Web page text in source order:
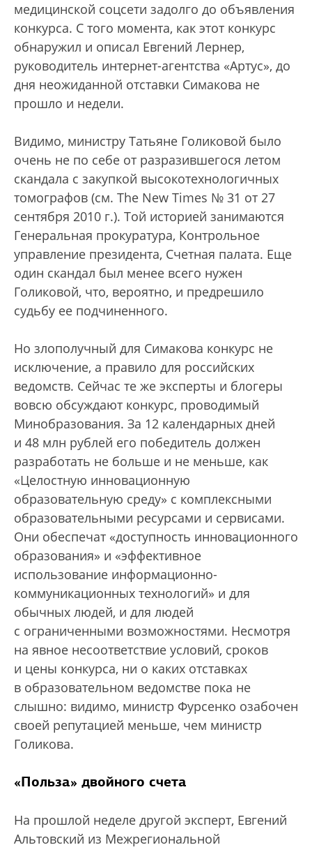
медицинской соцсети задолго до объявления
конкурса. С того момента, как этот конкурс
обнаружил и описал Евгений Лернер,
руководитель интернет-агентства «Артус», до
дня неожиданной отставки Симакова не
прошло и недели.
Видимо, министру Татьяне Голиковой было
очень не по себе от разразившегося летом
скандала с закупкой высокотехнологичных
томографов (см. The New Тimes № 31 от 27
сентября 2010 г.). Той историей занимаются
Генеральная прокуратура, Контрольное
управление президента, Счетная палата. Еще
один скандал был менее всего нужен
Голиковой, что, вероятно, и предрешило
судьбу ее подчиненного.
Но злополучный для Симакова конкурс не
исключение, а правило для российских
ведомств. Сейчас те же эксперты и блогеры
вовсю обсуждают конкурс, проводимый
Минобразования. За 12 календарных дней
и 48 млн рублей его победитель должен
разработать не больше и не меньше, как
«Целостную инновационную
образовательную среду» с комплексными
образовательными ресурсами и сервисами.
Они обеспечат «доступность инновационного
образования» и «эффективное
использование информационно-
коммуникационных техно­логий» и для
обычных людей, и для людей
с ограниченными возможностями. Несмотря
на явное несоответствие условий, сроков
и цены конкурса, ни о каких отставках
в образовательном ведомстве пока не
слышно: видимо, министр Фурсенко озабочен
своей репутацией меньше, чем министр
Голикова.
«Польза» двойного счета
На прошлой неделе другой эксперт, Евгений
Альтовский из Межрегиональной